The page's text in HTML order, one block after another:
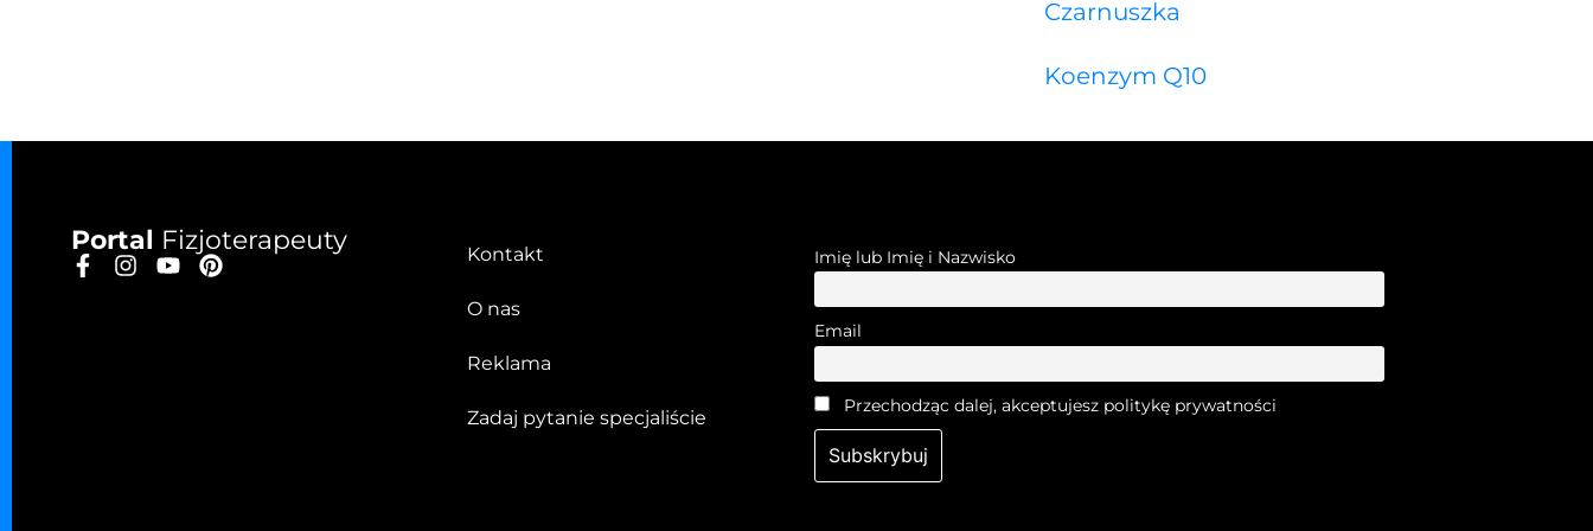
Czarnuszka
Koenzym Q10
Portal Fizjoterapeuty Kontakt
O nas
Reklama
Zadaj pytanie specjaliście
Imię lub Imię i Nazwisko
Email
Przechodząc dalej, akceptujesz politykę prywatności